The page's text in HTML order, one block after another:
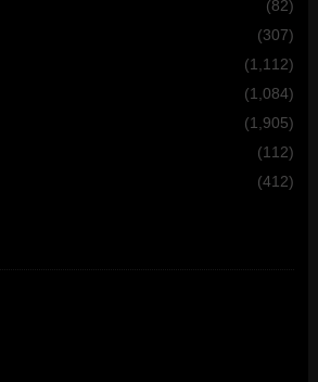
(82)
(307)
(1,112)
(1,084)
(1,905)
(112)
(412)